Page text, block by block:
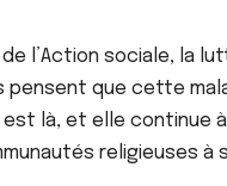
l’Action sociale, la
pensent que cette
là, et elle continue
religieuses à